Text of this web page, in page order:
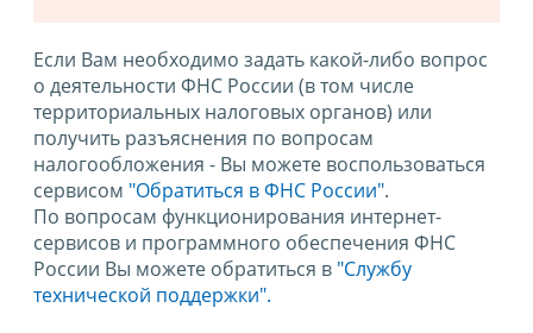
Если Вам необходимо задать какой-либо вопрос
о деятельности ФНС России (в том числе
территориальных налоговых органов) или
получить разъяснения по вопросам
налогообложения - Вы можете воспользоваться
сервисом "Обратиться в ФНС России".
По вопросам функционирования интернет-
сервисов и программного обеспечения ФНС
России Вы можете обратиться в "Службу
технической поддержки".